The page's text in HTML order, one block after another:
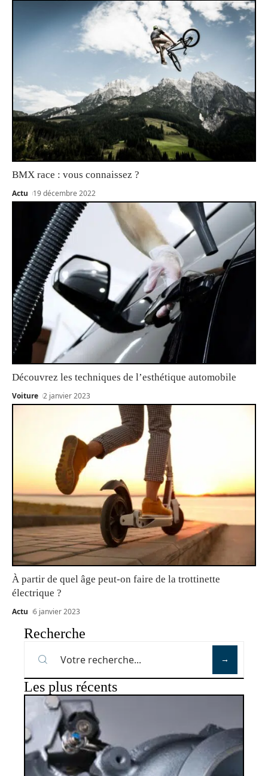
BMX race : vous connaissez ?
Actu 19 décembre 2022
Découvrez les techniques de l’esthétique automobile
Voiture 2 janvier 2023
À partir de quel âge peut-on faire de la trottinette
électrique ?
Actu 6 janvier 2023
Recherche
Les plus récents